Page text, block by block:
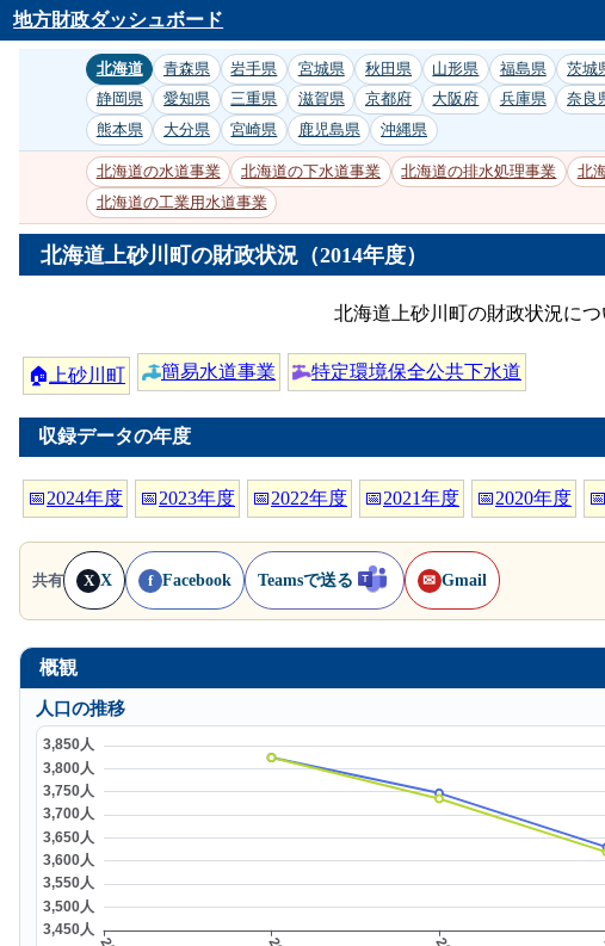
地方財政ダッシュボード
北海道 青森県 岩手県 宮城県 秋田県 山形県 福島県 茨城
静岡県
愛知県 三重県 滋賀県 京都府 大阪府 兵庫県 奈良
熊本県
大分県 宮崎県 鹿児島県 沖縄県
北海道の水道事業 北海道の下水道事業 北海道の排水処理事業 北
北海道の工業用水道事業
北海道上砂川町の財政状況（2014年度）
北海道上砂川町の財政状況に
🏠 上砂川町 簡易水道事業 特定環境保全公共下水道
収録データの年度
📅2024年度 📅2023年度 📅2022年度 📅2021年度 📅2020年度 📅
共有 X X f Facebook Teamsで送る ✉ Gmail
概観
人口の推移